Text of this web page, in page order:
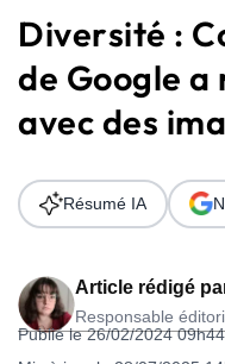
Solutions
Ressources
Audit SEO
Diversité :
de Google
avec des
Article rédigé
Responsable
Publié le 26/02/2024 09h44
Résumé IA